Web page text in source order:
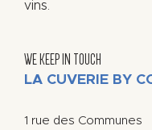
vins.
WE KEEP IN TOUCH
LA CUVERIE BY
1 rue des Communes